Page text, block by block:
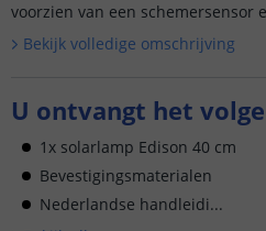
voorzien van een schemersensor
Bekijk volledige omschrijving
U ontvangt het
1x solarlamp Edison 40 cm
Bevestigingsmaterialen
Nederlandse handleidi...